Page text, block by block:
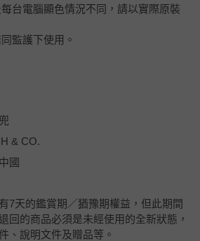
台電腦顯色情況不同，請以實際原裝
監護下使用。
& CO.
國
7天的鑑賞期／猶豫期權益，但此期間
回的商品必須是未經使用的全新狀態，
、說明文件及贈品等。